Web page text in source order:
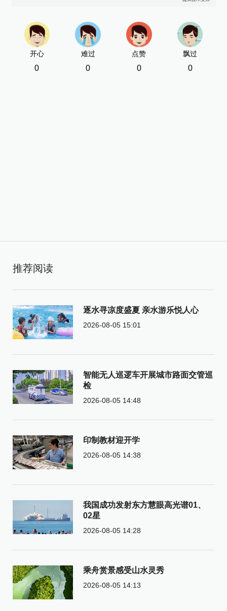
开心
0
难过
0
点赞
0
飘过
0
推荐阅读
逐水寻凉度盛夏 亲水游乐悦人心
2026-08-05 15:01
智能无人巡逻车开展城市路面交管巡
检
2026-08-05 14:48
印制教材迎开学
2026-08-05 14:38
我国成功发射东方慧眼高光谱01、
02星
2026-08-05 14:28
乘舟赏景感受山水灵秀
2026-08-05 14:13